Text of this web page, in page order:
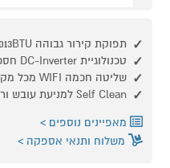
תפוקת קירור גבוהה 15,013BTU
טכנולוגיית DC-Inverter חסכונית
שליטה חכמה WIFI מכל מקום
Self Clean למניעת עובש וריחות
מאפיינים נוספים
משלוח ותנאי אספקה